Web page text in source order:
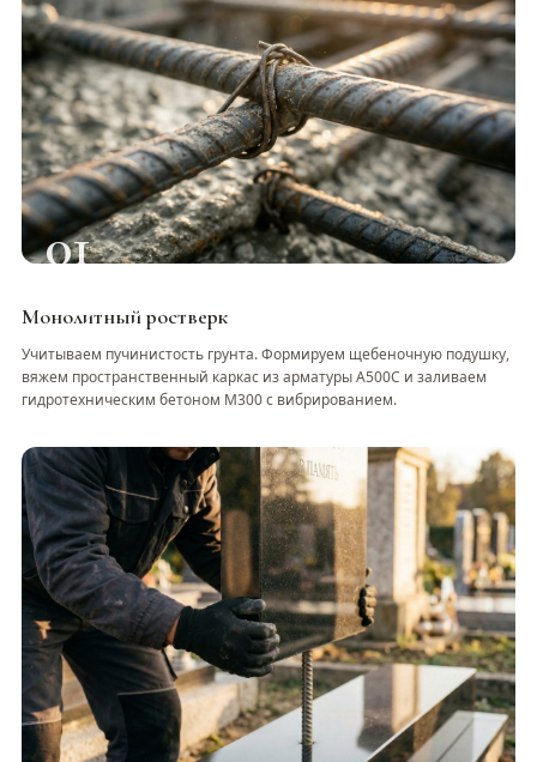
01
Монолитный ростверк
Учитываем пучинистость грунта. Формируем щебеночную подушку,
вяжем пространственный каркас из арматуры А500С и заливаем
гидротехническим бетоном М300 с вибрированием.